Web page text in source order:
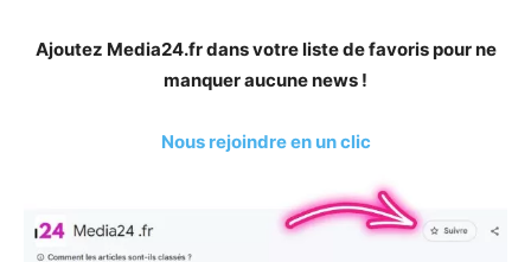
Ajoutez Media24.fr dans votre liste de favoris pour ne
manquer aucune news !
Nous rejoindre en un clic